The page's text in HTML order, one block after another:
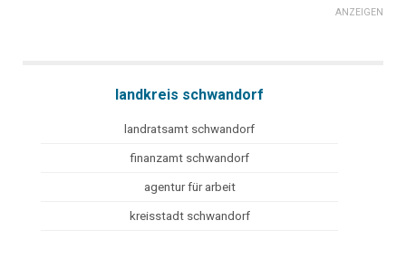
ANZEIGEN
landkreis schwandorf
landratsamt schwandorf
finanzamt schwandorf
agentur für arbeit
kreisstadt schwandorf